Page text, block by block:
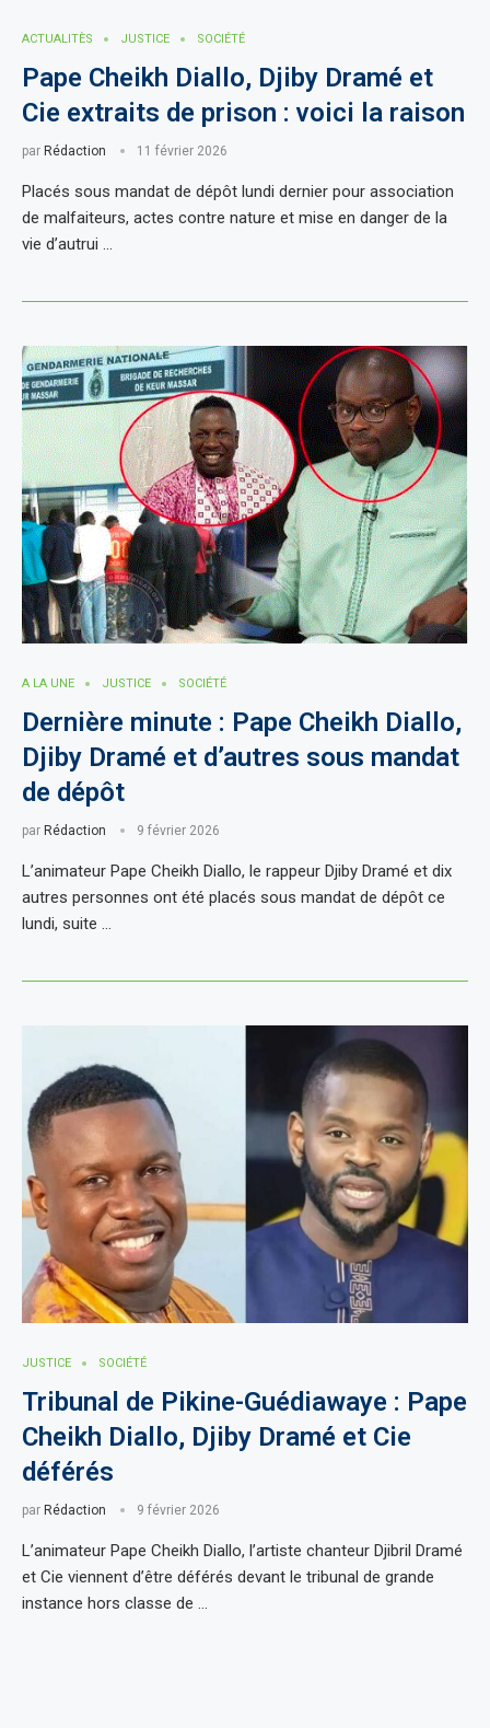
ACTUALITÈS JUSTICE SOCIÉTÉ
Pape Cheikh Diallo, Djiby Dramé et
Cie extraits de prison : voici la raison
par Rédaction 11 février 2026
Placés sous mandat de dépôt lundi dernier pour association
de malfaiteurs, actes contre nature et mise en danger de la
vie d’autrui …
A LA UNE JUSTICE SOCIÉTÉ
Dernière minute : Pape Cheikh Diallo,
Djiby Dramé et d’autres sous mandat
de dépôt
par Rédaction 9 février 2026
L’animateur Pape Cheikh Diallo, le rappeur Djiby Dramé et dix
autres personnes ont été placés sous mandat de dépôt ce
lundi, suite …
JUSTICE SOCIÉTÉ
Tribunal de Pikine-Guédiawaye : Pape
Cheikh Diallo, Djiby Dramé et Cie
déférés
par Rédaction 9 février 2026
L’animateur Pape Cheikh Diallo, l’artiste chanteur Djibril Dramé
et Cie viennent d’être déférés devant le tribunal de grande
instance hors classe de …